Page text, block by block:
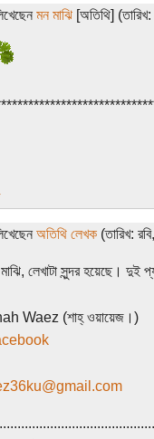
মন মাঝি[অতিথি]
অতিথি লেখক(তারিখ:
লেখাটা সুন্দর হয়েছে। দুই
Waez (শাহ্‌ ওয়ায়েজ।)